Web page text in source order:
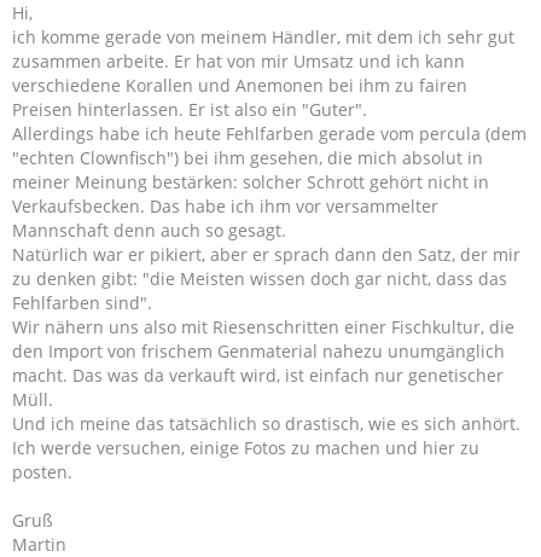
Hi,
ich komme gerade von meinem Händler, mit dem ich sehr gut
zusammen arbeite. Er hat von mir Umsatz und ich kann
verschiedene Korallen und Anemonen bei ihm zu fairen
Preisen hinterlassen. Er ist also ein "Guter".
Allerdings habe ich heute Fehlfarben gerade vom percula (dem
"echten Clownfisch") bei ihm gesehen, die mich absolut in
meiner Meinung bestärken: solcher Schrott gehört nicht in
Verkaufsbecken. Das habe ich ihm vor versammelter
Mannschaft denn auch so gesagt.
Natürlich war er pikiert, aber er sprach dann den Satz, der mir
zu denken gibt: "die Meisten wissen doch gar nicht, dass das
Fehlfarben sind".
Wir nähern uns also mit Riesenschritten einer Fischkultur, die
den Import von frischem Genmaterial nahezu unumgänglich
macht. Das was da verkauft wird, ist einfach nur genetischer
Müll.
Und ich meine das tatsächlich so drastisch, wie es sich anhört.
Ich werde versuchen, einige Fotos zu machen und hier zu
posten.
Gruß
Martin